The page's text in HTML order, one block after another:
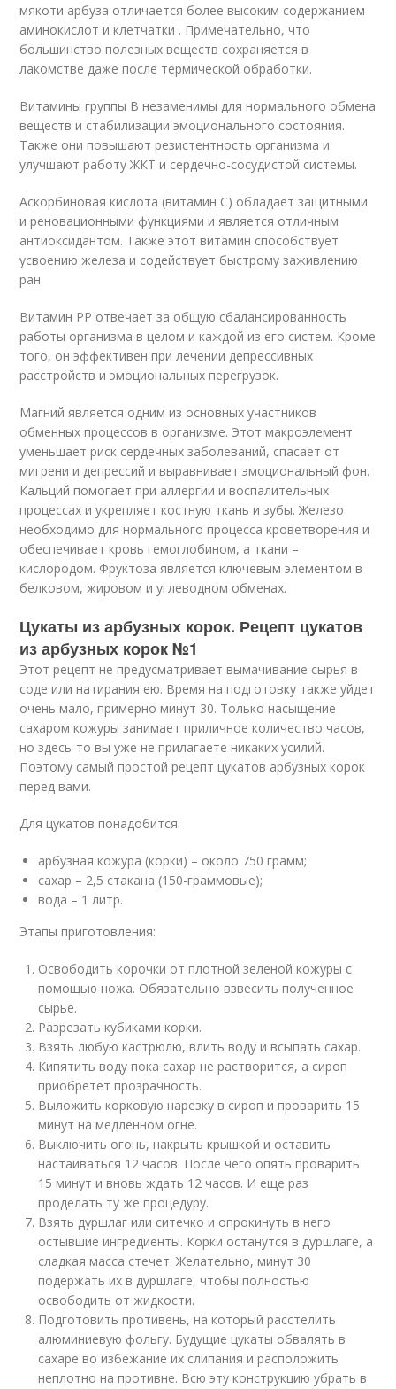
мякоти арбуза отличается более высоким содержанием
аминокислот и клетчатки . Примечательно, что
большинство полезных веществ сохраняется в
лакомстве даже после термической обработки.
Витамины группы В незаменимы для нормального обмена
веществ и стабилизации эмоционального состояния.
Также они повышают резистентность организма и
улучшают работу ЖКТ и сердечно-сосудистой системы.
Аскорбиновая кислота (витамин С) обладает защитными
и реновационными функциями и является отличным
антиоксидантом. Также этот витамин способствует
усвоению железа и содействует быстрому заживлению
ран.
Витамин РР отвечает за общую сбалансированность
работы организма в целом и каждой из его систем. Кроме
того, он эффективен при лечении депрессивных
расстройств и эмоциональных перегрузок.
Магний является одним из основных участников
обменных процессов в организме. Этот макроэлемент
уменьшает риск сердечных заболеваний, спасает от
мигрени и депрессий и выравнивает эмоциональный фон.
Кальций помогает при аллергии и воспалительных
процессах и укрепляет костную ткань и зубы. Железо
необходимо для нормального процесса кроветворения и
обеспечивает кровь гемоглобином, а ткани –
кислородом. Фруктоза является ключевым элементом в
белковом, жировом и углеводном обменах.
Цукаты из арбузных корок. Рецепт цукатов
из арбузных корок №1
Этот рецепт не предусматривает вымачивание сырья в
соде или натирания ею. Время на подготовку также уйдет
очень мало, примерно минут 30. Только насыщение
сахаром кожуры занимает приличное количество часов,
но здесь-то вы уже не прилагаете никаких усилий.
Поэтому самый простой рецепт цукатов арбузных корок
перед вами.
Для цукатов понадобится:
арбузная кожура (корки) – около 750 грамм;
сахар – 2,5 стакана (150-граммовые);
вода – 1 литр.
Этапы приготовления:
Освободить корочки от плотной зеленой кожуры с
помощью ножа. Обязательно взвесить полученное
сырье.
Разрезать кубиками корки.
Взять любую кастрюлю, влить воду и всыпать сахар.
Кипятить воду пока сахар не растворится, а сироп
приобретет прозрачность.
Выложить корковую нарезку в сироп и проварить 15
минут на медленном огне.
Выключить огонь, накрыть крышкой и оставить
настаиваться 12 часов. После чего опять проварить
15 минут и вновь ждать 12 часов. И еще раз
проделать ту же процедуру.
Взять дуршлаг или ситечко и опрокинуть в него
остывшие ингредиенты. Корки останутся в дуршлаге, а
сладкая масса стечет. Желательно, минут 30
подержать их в дуршлаге, чтобы полностью
освободить от жидкости.
Подготовить противень, на который расстелить
алюминиевую фольгу. Будущие цукаты обвалять в
сахаре во избежание их слипания и расположить
неплотно на противне. Всю эту конструкцию убрать в